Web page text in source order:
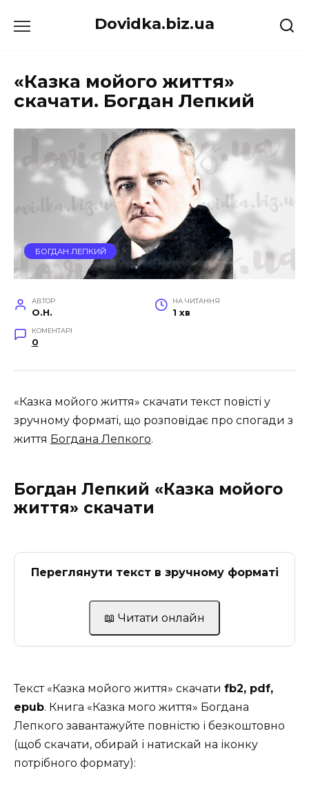
до
Dovidka.biz.ua
«Казка мойого життя»
скачати. Богдан Лепкий
БОГДАН ЛЕПКИЙ
АВТОР
O.H.
НА ЧИТАННЯ
1 хв
КОМЕНТАРІ
0
«Казка мойого життя» скачати текст повісті у
зручному форматі, що розповідає про спогади з
життя Богдана Лепкого.
Богдан Лепкий «Казка мойого
життя» скачати
Переглянути текст в зручному форматі
📖 Читати онлайн
Текст «Казка мойого життя» скачати fb2, pdf,
epub. Книга «Казка мого життя» Богдана
Лепкого завантажуйте повністю і безкоштовно
(щоб скачати, обирай і натискай на іконку
потрібного формату):